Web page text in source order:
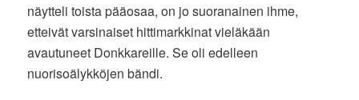
näytteli toista pääosaa, on jo suoranainen ihme,
etteivät varsinaiset hittimarkkinat vieläkään
avautuneet Donkkareille. Se oli edelleen
nuorisoälykköjen bändi.